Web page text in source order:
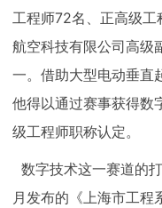
工程师72名、正高级
航空科技有限公司高级
一。借助大型电动垂直
他得以通过赛事获得数
级工程师职称认定。
数字技术这一赛道的
月发布的《上海市工程